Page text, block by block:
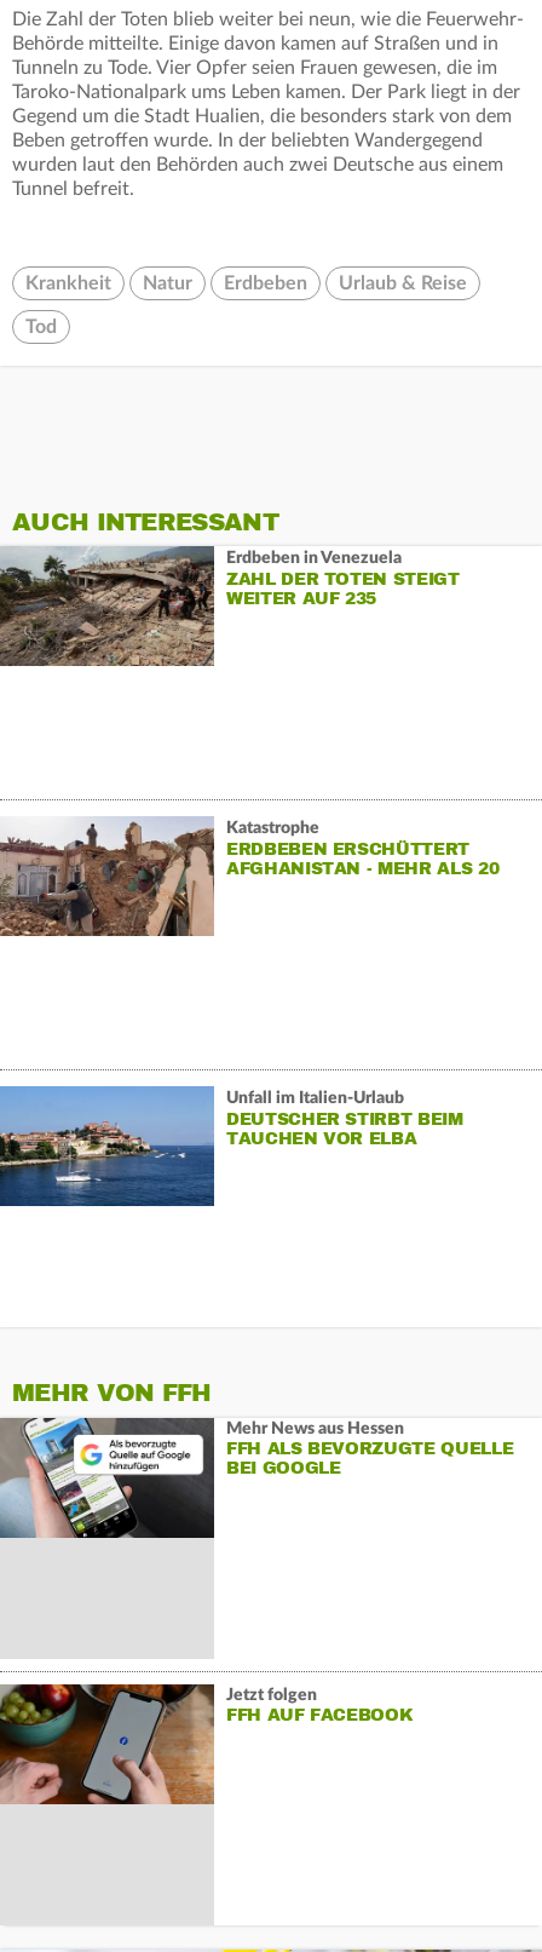
Die Zahl der Toten blieb weiter bei neun, wie die Feuerwehr-
Behörde mitteilte. Einige davon kamen auf Straßen und in
Tunneln zu Tode. Vier Opfer seien Frauen gewesen, die im
Taroko-Nationalpark ums Leben kamen. Der Park liegt in der
Gegend um die Stadt Hualien, die besonders stark von dem
Beben getroffen wurde. In der beliebten Wandergegend
wurden laut den Behörden auch zwei Deutsche aus einem
Tunnel befreit.
Krankheit Natur Erdbeben Urlaub & Reise
Tod
AUCH INTERESSANT
Erdbeben in Venezuela
ZAHL DER TOTEN STEIGT
WEITER AUF 235
Katastrophe
ERDBEBEN ERSCHÜTTERT
AFGHANISTAN - MEHR ALS 20
Unfall im Italien-Urlaub
DEUTSCHER STIRBT BEIM
TAUCHEN VOR ELBA
MEHR VON FFH
Mehr News aus Hessen
FFH ALS BEVORZUGTE QUELLE
BEI GOOGLE
Jetzt folgen
FFH AUF FACEBOOK